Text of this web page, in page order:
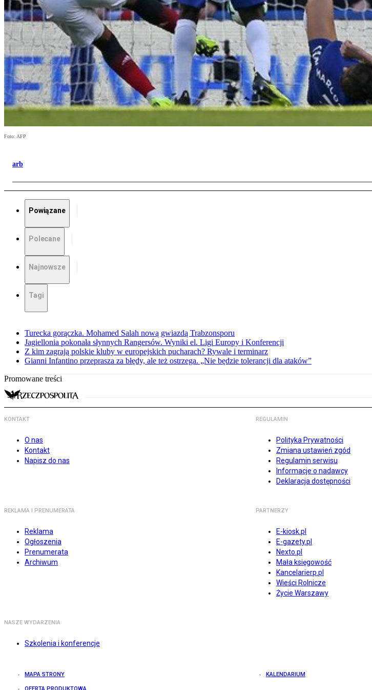
Foto: AFP
arb
Powiązane
Polecane
Najnowsze
Tagi
Turecka gorączka. Mohamed Salah nową gwiazdą Trabzonsporu
Jagiellonia pokonała słynnych Rangersów. Wyniki el. Ligi Europy i Konferencji
Z kim zagrają polskie kluby w europejskich pucharach? Rywale i terminarz
Gianni Infantino przeprasza za błędy, ale też ostrzega. „Nie będzie tolerancji dla ataków”
Promowane treści
KONTAKT
O nas
Kontakt
Napisz do nas
REGULAMIN
Polityka Prywatności
Zmiana ustawień zgód
Regulamin serwisu
Informacje o nadawcy
Deklaracja dostępności
REKLAMA I PRENUMERATA
Reklama
Ogłoszenia
Prenumerata
Archiwum
PARTNERZY
E-kiosk.pl
E-gazety.pl
Nexto.pl
Mała księgowość
Kancelarierp.pl
Wieści Rolnicze
Życie Warszawy
NASZE WYDARZENIA
Szkolenia i konferencje
MAPA STRONY KALENDARIUM